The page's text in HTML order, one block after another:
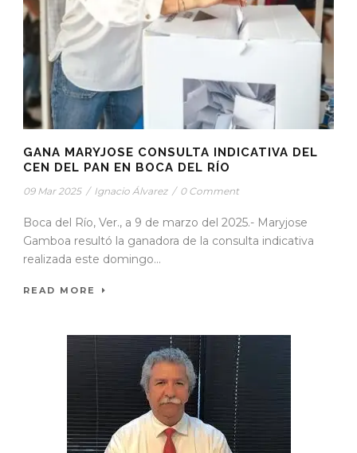
GANA MARYJOSE CONSULTA INDICATIVA DEL
CEN DEL PAN EN BOCA DEL RÍO
09 Mar 2025 / Ignacio Álvarez / 0 Comment
Boca del Río, Ver., a 9 de marzo del 2025.- Maryjose
Gamboa resultó la ganadora de la consulta indicativa
realizada este domingo...
READ MORE